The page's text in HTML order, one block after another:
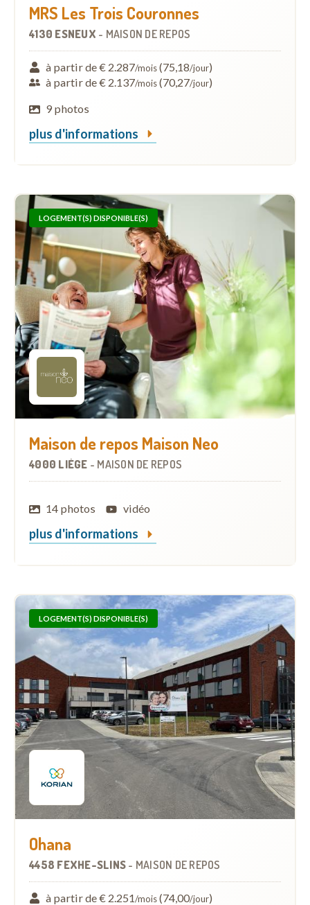
MRS Les Trois Couronnes
4130 ESNEUX - MAISON DE REPOS
à partir de € 2.287/mois(75,18/jour)
à partir de € 2.137/mois(70,27/jour)
9 photos
plus d'informations
LOGEMENT(S) DISPONIBLE(S)
Maison de repos Maison Neo
4000 LIÈGE - MAISON DE REPOS
14 photos vidéo
plus d'informations
LOGEMENT(S) DISPONIBLE(S)
Ohana
4458 FEXHE-SLINS - MAISON DE REPOS
à partir de € 2.251/mois(74,00/jour)